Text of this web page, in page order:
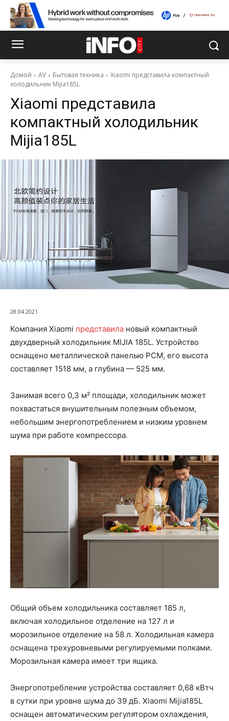
Домой AV Бытовая техника
Xiaomi представила компактный
холодильник Mijia185L
Xiaomi представила
компактный холодильник
Mijia185L
28.04.2021
Компания Xiaomi представила новый компактный
двухдверный холодильник MIJIA 185L. Устройство
оснащено металлической панелью PCM, его высота
составляет 1518 мм, а глубина — 525 мм.
Занимая всего 0,3 м² площади, холодильник может
похвастаться внушительным полезным объемом,
небольшим энергопотреблением и низким уровнем
шума при работе компрессора.
Общий объем холодильника составляет 185 л,
включая холодильное отделение на 127 л и
морозильное отделение на 58 л. Холодильная камера
оснащена трехуровневыми регулируемыми полками.
Морозильная камера имеет три ящика.
Энергопотребление устройства составляет 0,68 кВтч
в сутки при уровне шума до 39 дБ. Xiaomi Mijia185L
оснащен автоматическим регулятором охлаждения,